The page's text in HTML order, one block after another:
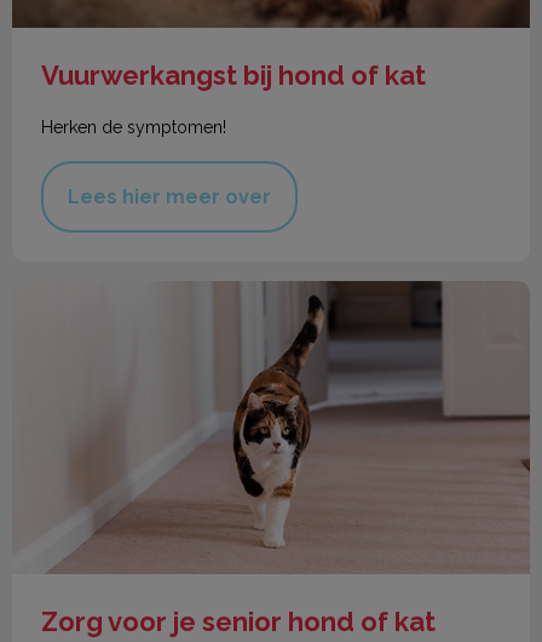
Vuurwerkangst bij hond of kat
Herken de symptomen!
Lees hier meer over
Zorg voor je senior hond of kat